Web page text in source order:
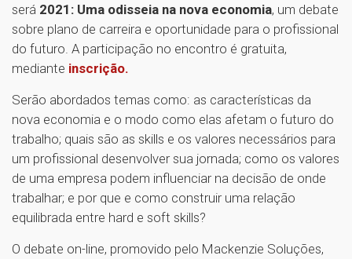
será 2021: Uma odisseia na nova economia, um debate
sobre plano de carreira e oportunidade para o profissional
do futuro. A participação no encontro é gratuita,
mediante inscrição.
Serão abordados temas como: as características da
nova economia e o modo como elas afetam o futuro do
trabalho; quais são as skills e os valores necessários para
um profissional desenvolver sua jornada; como os valores
de uma empresa podem influenciar na decisão de onde
trabalhar; e por que e como construir uma relação
equilibrada entre hard e soft skills?
O debate on-line, promovido pelo Mackenzie Soluções,